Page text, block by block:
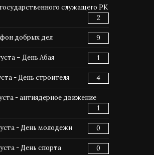
служащего РК
2
добрых дел 9
– День Абая 1
- День строителя 4
- антиядерное движение
1
- День молодежи 0
- День спорта 0